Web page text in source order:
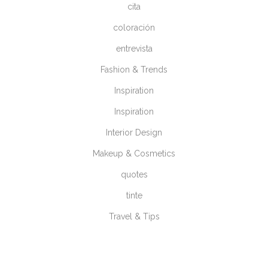
cita
coloración
entrevista
Fashion & Trends
Inspiration
Inspiration
Interior Design
Makeup & Cosmetics
quotes
tinte
Travel & Tips